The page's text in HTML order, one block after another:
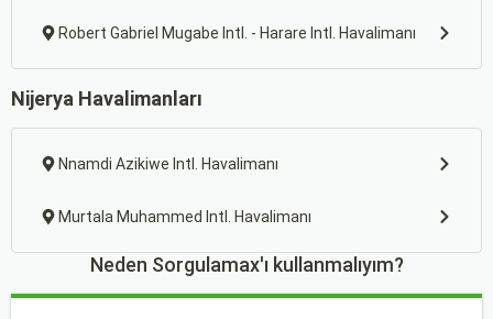
Robert Gabriel Mugabe Intl. - Harare Intl. Havalimanı
Nijerya Havalimanları
Nnamdi Azikiwe Intl. Havalimanı
Murtala Muhammed Intl. Havalimanı
Neden Sorgulamax'ı kullanmalıyım?